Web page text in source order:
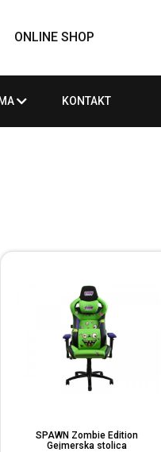
ONLINE SHOP
KONTAKT
SPAWN Zombie Edition
Gejmerska stolica